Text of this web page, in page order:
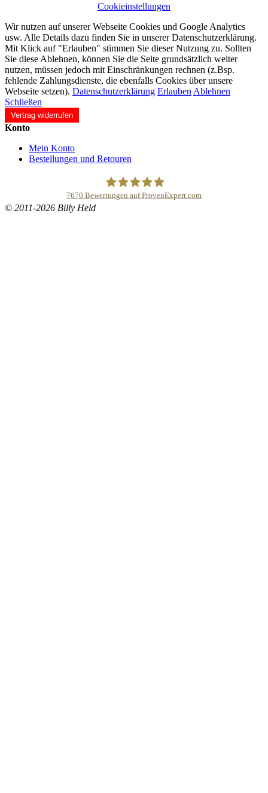
Cookieinstellungen
Wir nutzen auf unserer Webseite Cookies und Google Analytics
usw. Alle Details dazu finden Sie in unserer Datenschutzerklärung.
Mit Klick auf "Erlauben" stimmen Sie dieser Nutzung zu. Sollten
Sie diese Ablehnen, können Sie die Seite grundsätzlich weiter
nutzen, müssen jedoch mit Einschränkungen rechnen (z.Bsp.
fehlende Zahlungsdienste, die ebenfalls Cookies über unsere
Webseite setzen). Datenschutzerklärung Erlauben Ablehnen
Schließen
Vertrag widerrufen
Konto
Mein Konto
Bestellungen und Retouren
7670 Bewertungen auf ProvenExpert.com
© 2011-2026 Billy Held